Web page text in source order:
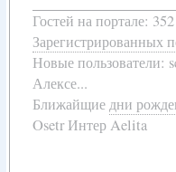
Гостей на портале: 352
Зарегистрированных
Новые пользователи:
Алексе...
Ближайщиедни
Osetr Интер Aelita